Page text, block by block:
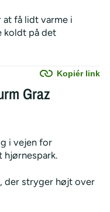
at få lidt varme i
koldt på det
Kopiér link
Graz
i vejen for
der stryger højt over